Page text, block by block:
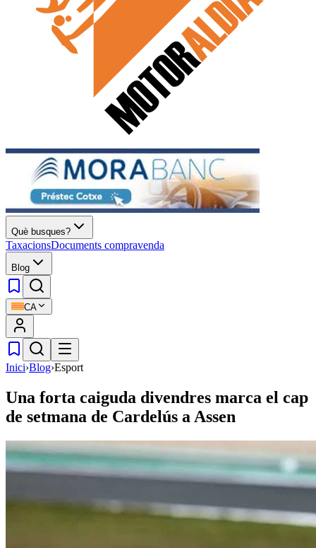
Què busques?
TaxacionsDocuments compravenda
Blog
CA
Inici›Blog›Esport
Una forta caiguda divendres marca el cap
de setmana de Cardelús a Assen